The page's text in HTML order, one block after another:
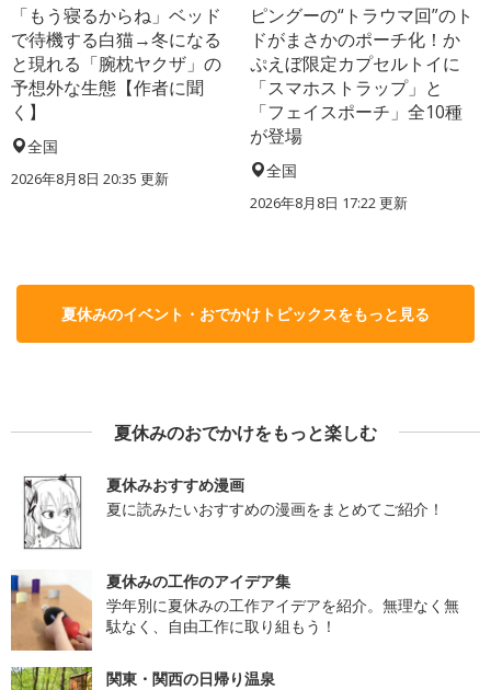
「もう寝るからね」ベッド
で待機する白猫→冬になる
と現れる「腕枕ヤクザ」の
予想外な生態【作者に聞
く】
全国
2026年8月8日 20:35 更新
ピングーの“トラウマ回”のト
ドがまさかのポーチ化！か
ぷえぼ限定カプセルトイに
「スマホストラップ」と
「フェイスポーチ」全10種
が登場
全国
2026年8月8日 17:22更新
夏休みのイベント・おでかけトピックスをもっと見る
夏休みのおでかけをもっと楽しむ
夏休みおすすめ漫画
夏に読みたいおすすめの漫画をまとめてご紹介！
夏休みの工作のアイデア集
学年別に夏休みの工作アイデアを紹介。無理なく無
駄なく、自由工作に取り組もう！
関東・関西の日帰り温泉